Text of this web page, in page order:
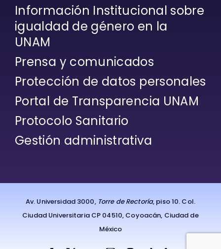
Información Institucional sobre
igualdad de género en la
UNAM
Prensa y comunicados
Protección de datos personales
Portal de Transparencia UNAM
Protocolo Sanitario
Gestión administrativa
Av. Universidad 3000, Torre de Rectoría, piso 10. Col.
Ciudad Universitaria CP 04510, Coyoacán, Ciudad de
México